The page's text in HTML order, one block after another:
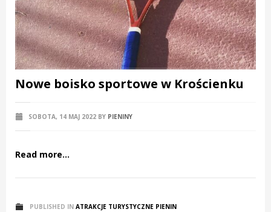
Nowe boisko sportowe w Krościenku
SOBOTA, 14 MAJ 2022 BY PIENINY
Read more...
PUBLISHED IN ATRAKCJE TURYSTYCZNE PIENIN